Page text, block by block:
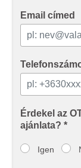
Email címed
Érdekel az
ajánlata? *
Igen